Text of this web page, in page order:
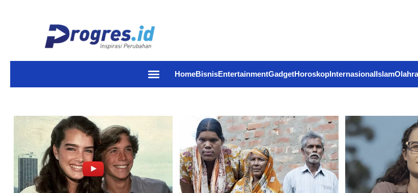
HomeBisnisEntertainmentGadgetHoroskopInternasionalIslam